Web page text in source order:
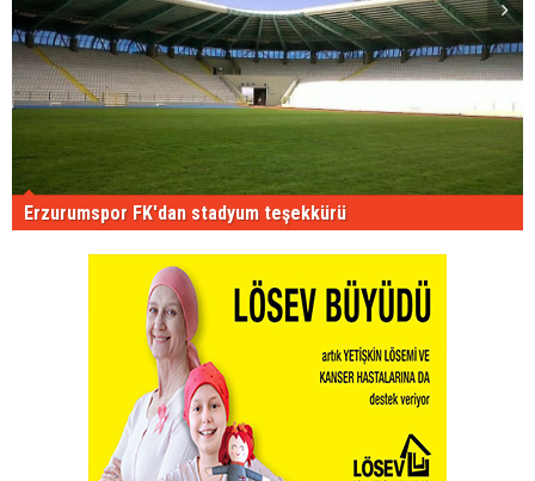
Erzurumspor FK'dan stadyum teşekkürü